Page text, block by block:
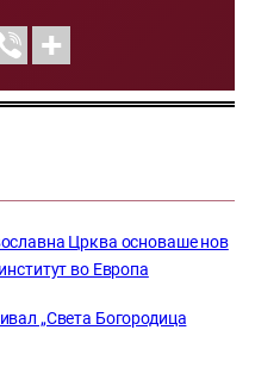
Црква основаше нов
во Европа
„Света Богородица